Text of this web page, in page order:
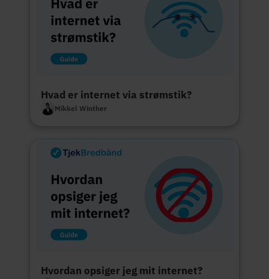
Hvad er internet via strømstik?
Mikkel Winther
Hvordan opsiger jeg mit internet?